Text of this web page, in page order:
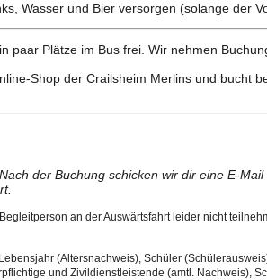
Wasser und Bier versorgen (solange der
paar Plätze im Bus frei. Wir nehmen
Shop der Crailsheim Merlins und bucht
Nach der Buchung schicken wir dir eine E-
an der Auswärtsfahrt leider nicht
(Altersnachweis), Schüler
und Zivildienstleistende (amtl. Nachweis),